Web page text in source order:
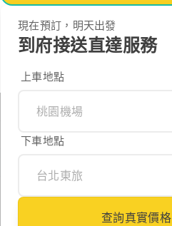
現在預訂，明天出發
到府接送直達服務
上車地點
下車地點
查詢真實價格